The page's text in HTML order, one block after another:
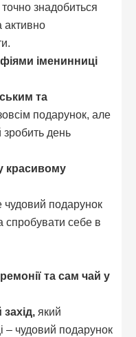
точно знадобиться
активно
іменинниці
та
подарунок, але
зробить день
красивому
чудовий подарунок
спробувати себе в
та сам чай у
який
– чудовий подарунок